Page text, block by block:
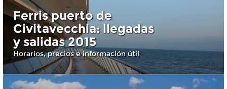
Ferris puerto de
Civitavecchia: llegadas
y salidas 2015
Horarios, precios e información útil